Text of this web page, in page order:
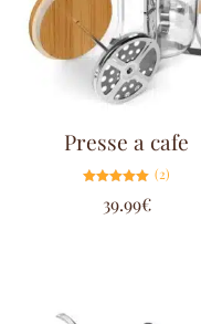
Presse a cafe
5.00
sur 5
(2)
39.99€